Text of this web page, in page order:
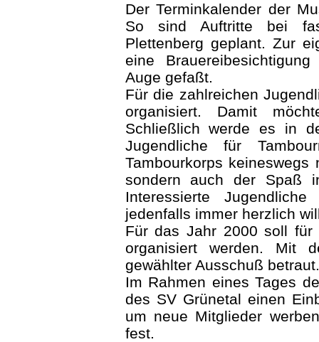
Der Terminkalender der
So sind Auftritte bei
Plettenberg geplant. Zur
eine
Auge gefaßt.
Für die zahlreichen
organisiert. Damit
Schließlich werde es in
Jugendliche für
Tambourkorps
sondern auch der Spaß
Interessierte
jedenfalls immer herzlich
Für das Jahr 2000 soll für
organisiert werden. Mit
gewählter Ausschuß betraut.
Im Rahmen eines Tages
des SV Grünetal einen
um neue Mitglieder
fest.